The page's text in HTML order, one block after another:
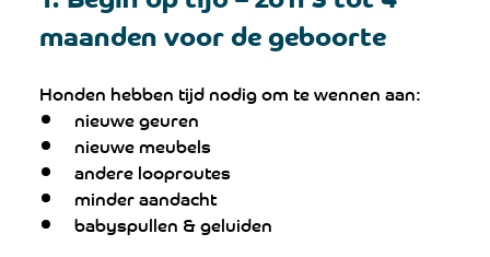
maanden voor de geboorte
Honden hebben tijd nodig om te wennen aan:
nieuwe geuren
nieuwe meubels
andere looproutes
minder aandacht
babyspullen & geluiden